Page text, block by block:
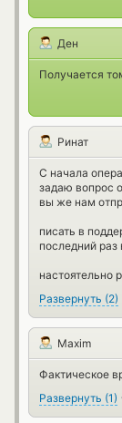
Ден
Получается
Ринат
С начала
задаю вопрос
вы же нам
писать в
последний
настоятельно
Развернуть (2)
Maxim
Фактическое
Развернуть (1)